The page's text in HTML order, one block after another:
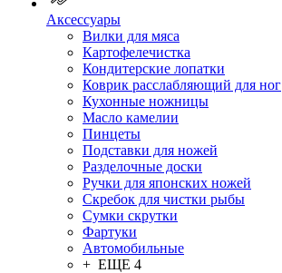
Аксессуары
Вилки для мяса
Картофелечистка
Кондитерские лопатки
Коврик расслабляющий для ног
Кухонные ножницы
Масло камелии
Пинцеты
Подставки для ножей
Разделочные доски
Ручки для японских ножей
Скребок для чистки рыбы
Сумки скрутки
Фартуки
Автомобильные
+ ЕЩЕ 4